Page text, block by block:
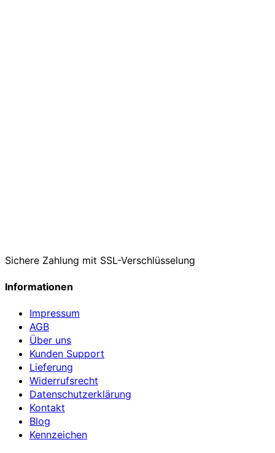
Sichere Zahlung mit SSL-Verschlüsselung
Informationen
Impressum
AGB
Über uns
Kunden Support
Lieferung
Widerrufsrecht
Datenschutzerklärung
Kontakt
Blog
Kennzeichen